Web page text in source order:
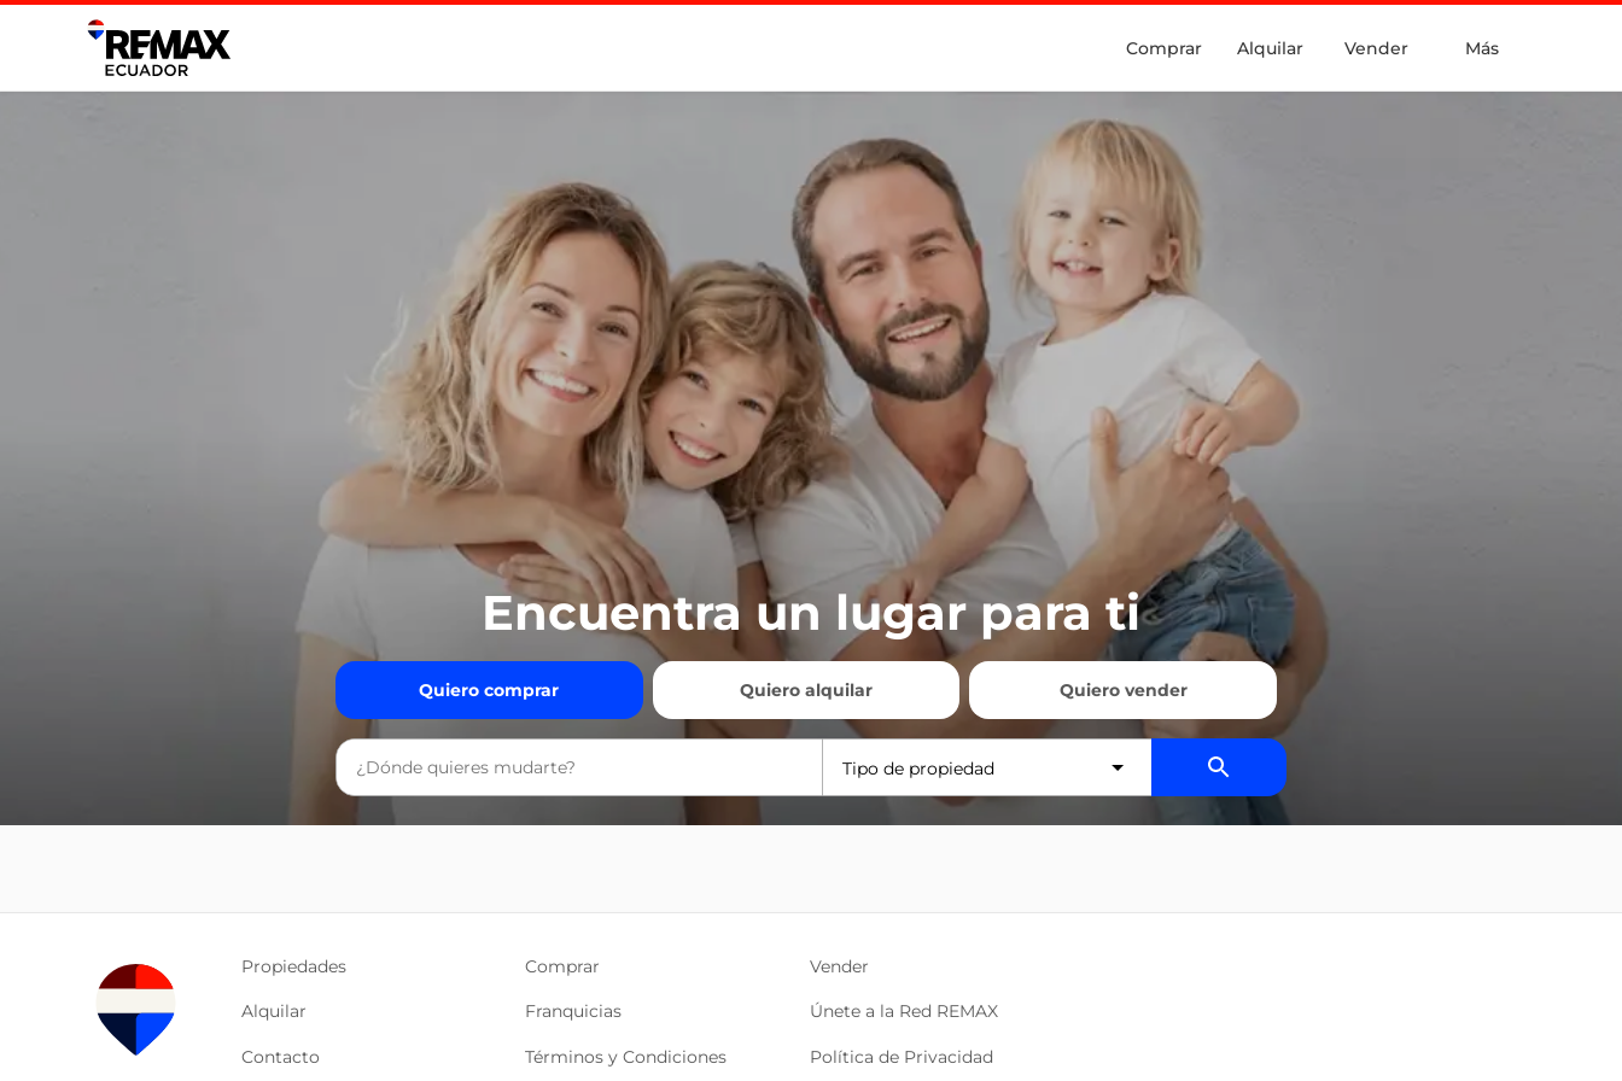
Comprar Alquilar Vender Más
Encuentra un lugar para ti
Quiero comprar Quiero alquilar Quiero vender
Tipo de propiedad
Propiedades Comprar Vender
Alquilar Franquicias Únete a la Red REMAX
Contacto Términos y Condiciones Política de Privacidad